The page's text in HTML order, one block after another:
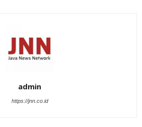
admin
https://jnn.co.id